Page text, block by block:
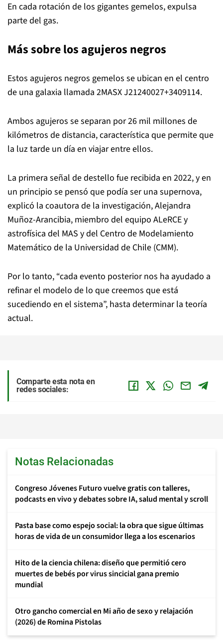
En cada rotación de los gigantes gemelos, expulsa
parte del gas.
Más sobre los agujeros negros
Estos agujeros negros gemelos se ubican en el centro
de una galaxia llamada 2MASX J21240027+3409114.
Ambos agujeros se separan por 26 mil millones de
kilómetros de distancia, característica que permite que
la luz tarde un día en viajar entre ellos.
La primera señal de destello fue recibida en 2022, y en
un principio se pensó que podía ser una supernova,
explicó la coautora de la investigación, Alejandra
Muñoz-Arancibia, miembro del equipo ALeRCE y
astrofísica del MAS y del Centro de Modelamiento
Matemático de la Universidad de Chile (CMM).
Por lo tanto, “cada evento posterior nos ha ayudado a
refinar el modelo de lo que creemos que está
sucediendo en el sistema”, hasta determinar la teoría
actual.
Comparte esta nota en
redes sociales:
Notas Relacionadas
Congreso Jóvenes Futuro vuelve gratis con talleres,
podcasts en vivo y debates sobre IA, salud mental y scroll
Pasta base como espejo social: la obra que sigue últimas
horas de vida de un consumidor llega a los escenarios
Hito de la ciencia chilena: diseño que permitió cero
muertes de bebés por virus sincicial gana premio
mundial
Otro gancho comercial en Mi año de sexo y relajación
(2026) de Romina Pistolas